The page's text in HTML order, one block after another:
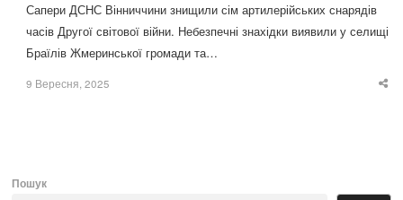
Сапери ДСНС Вінниччини знищили сім артилерійських снарядів
часів Другої світової війни. Небезпечні знахідки виявили у селищі
Браїлів Жмеринської громади та…
9 Вересня, 2025
Пошук